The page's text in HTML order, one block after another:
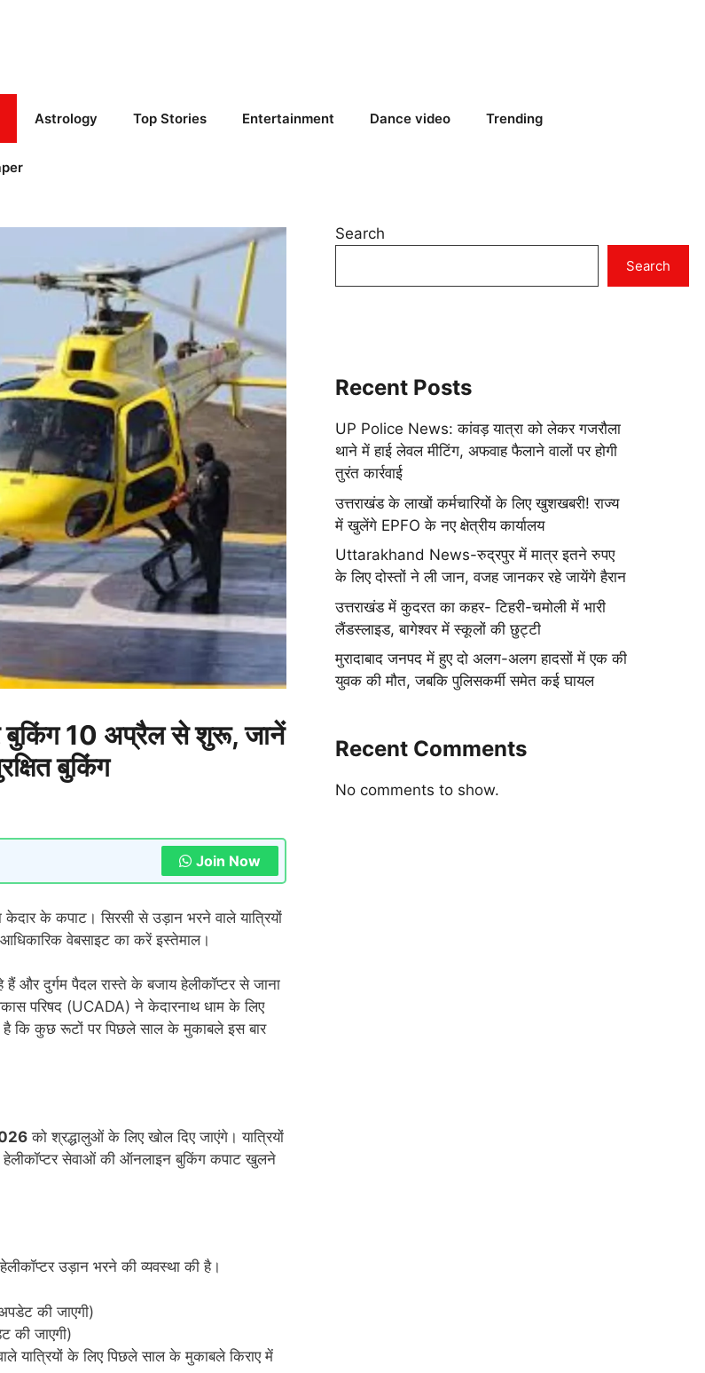
Astrology Top Stories Entertainment Dance video Trending
10 अप्रैल से शुरू, जानें
बुकिंग
Join Now
के कपाट। सिरसी से उड़ान भरने वाले यात्रियों
वेबसाइट का करें इस्तेमाल।
और दुर्गम पैदल रास्ते के बजाय हेलीकॉप्टर से जाना
परिषद (UCADA) ने केदारनाथ धाम के लिए
कि कुछ रूटों पर पिछले साल के मुकाबले इस बार
को श्रद्धालुओं के लिए खोल दिए जाएंगे। यात्रियों
हेलीकॉप्टर सेवाओं की ऑनलाइन बुकिंग कपाट खुलने
उड़ान भरने की व्यवस्था की है।
की जाएगी)
की जाएगी)
यात्रियों के लिए पिछले साल के मुकाबले किराए में
Search
Search
Recent Posts
UP Police News: कांवड़ यात्रा को लेकर गजरौला
थाने में हाई लेवल मीटिंग, अफवाह फैलाने वालों पर होगी
तुरंत कार्रवाई
उत्तराखंड के लाखों कर्मचारियों के लिए खुशखबरी! राज्य
में खुलेंगे EPFO के नए क्षेत्रीय कार्यालय
Uttarakhand News-रुद्रपुर में मात्र इतने रुपए
के लिए दोस्तों ने ली जान, वजह जानकर रहे जायेंगे हैरान
उत्तराखंड में कुदरत का कहर- टिहरी-चमोली में भारी
लैंडस्लाइड, बागेश्वर में स्कूलों की छुट्टी
मुरादाबाद जनपद में हुए दो अलग-अलग हादसों में एक की
युवक की मौत, जबकि पुलिसकर्मी समेत कई घायल
Recent Comments
No comments to show.